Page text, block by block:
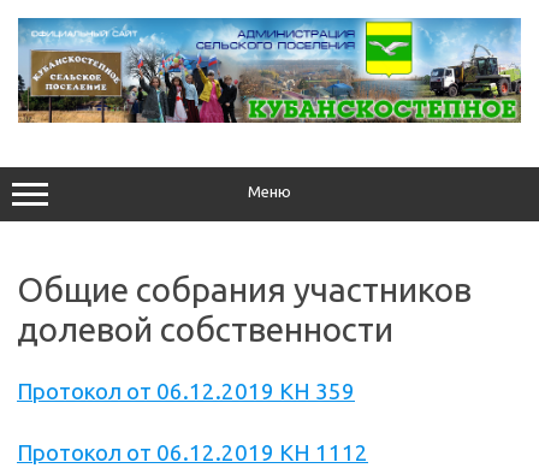
содержимому
Меню
Общие собрания участников
долевой собственности
Протокол от 06.12.2019 КН 359
Протокол от 06.12.2019 КН 1112